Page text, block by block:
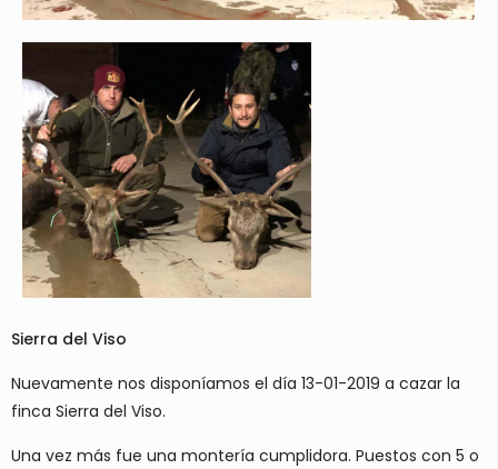
Sierra del Viso
Nuevamente nos disponíamos el día 13-01-2019 a cazar la
finca Sierra del Viso.
Una vez más fue una montería cumplidora. Puestos con 5 o